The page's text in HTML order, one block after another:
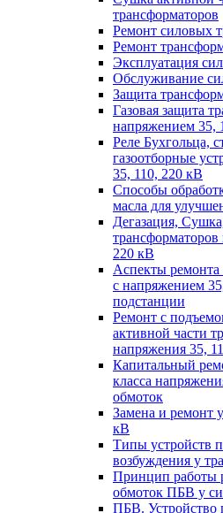
трансформаторов
Ремонт силовых
Ремонт
Эксплуатация
Обслуживание
Защита
Газовая защита
напряжением 35,
Реле Бухгольца,
газоотборные
35, 110, 220 кВ
Способы
масла для
Дегазация,
трансформаторов
220 кВ
Аспекты ремонта
с напряжением
подстанции
Ремонт с
активной части
напряжения 35,
Капитальный
класса
обмоток
Замена и ремонт
кВ
Типы устройств
возбуждения у
Принцип работы
обмоток ПБВ у
ПБВ. Устройство